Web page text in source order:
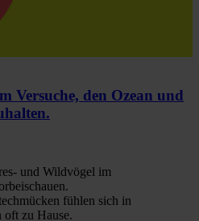
Versuche, den Ozean und
und Wildvögel im
fühlen sich in
oft zu Hause.